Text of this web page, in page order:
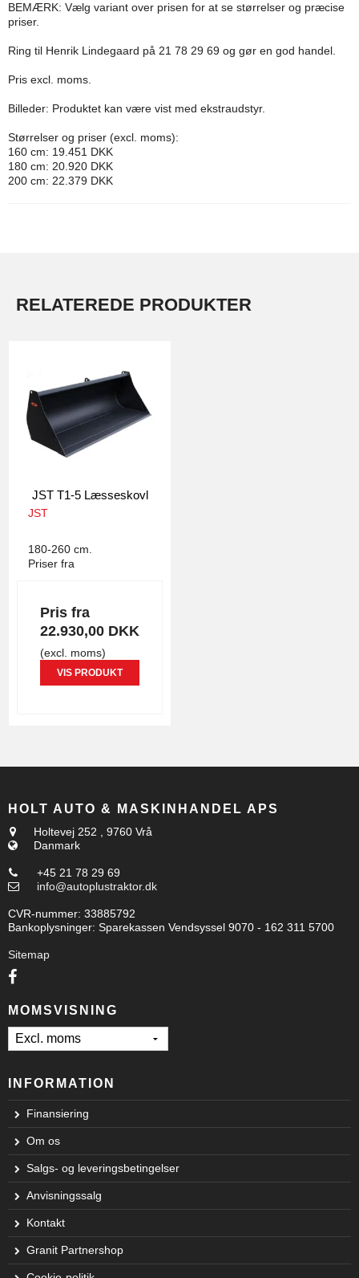
BEMÆRK: Vælg variant over prisen for at se størrelser og præcise
priser.
Ring til Henrik Lindegaard på 21 78 29 69 og gør en god handel.
Pris excl. moms.
Billeder: Produktet kan være vist med ekstraudstyr.
Størrelser og priser (excl. moms):
160 cm: 19.451 DKK
180 cm: 20.920 DKK
200 cm: 22.379 DKK
RELATEREDE PRODUKTER
JST T1-5 Læsseskovl
JST
180-260 cm.
Priser fra
Pris fra
22.930,00 DKK
(excl. moms)
VIS PRODUKT
HOLT AUTO & MASKINHANDEL APS
Holtevej 252
9760 Vrå
Danmark
+45 21 78 29 69
info@autoplustraktor.dk
CVR-nummer: 33885792
Bankoplysninger: Sparekassen Vendsyssel 9070 - 162 311 5700
Sitemap
MOMSVISNING
INFORMATION
Finansiering
Om os
Salgs- og leveringsbetingelser
Anvisningssalg
Kontakt
Granit Partnershop